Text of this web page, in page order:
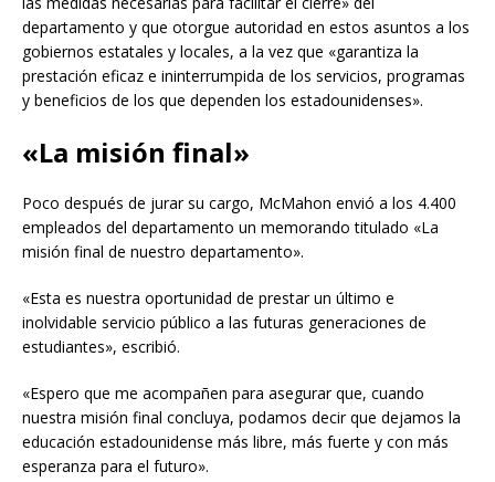
departamento y que otorgue autoridad en estos asuntos a los
gobiernos estatales y locales, a la vez que «garantiza la
prestación eficaz e ininterrumpida de los servicios, programas
y beneficios de los que dependen los estadounidenses».
«La misión final»
Poco después de jurar su cargo, McMahon envió a los 4.400
empleados del departamento un memorando titulado «La
misión final de nuestro departamento».
«Esta es nuestra oportunidad de prestar un último e
inolvidable servicio público a las futuras generaciones de
estudiantes», escribió.
«Espero que me acompañen para asegurar que, cuando
nuestra misión final concluya, podamos decir que dejamos la
educación estadounidense más libre, más fuerte y con más
esperanza para el futuro».